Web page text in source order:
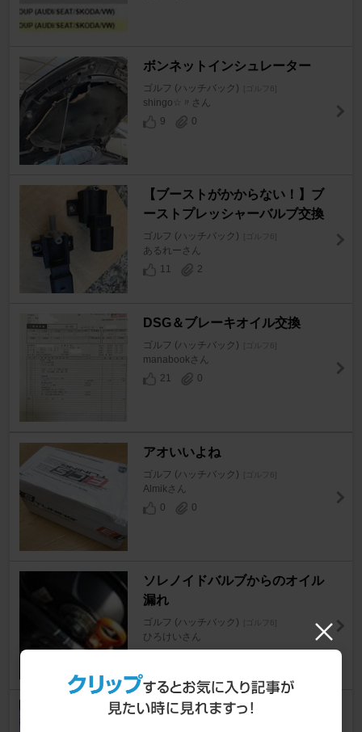
ボンネットインシュレーター
ゴルフ (ハッチバック) [ゴルフ6]
shingo☆〃さん
9
0
【ブーストがかからない！】ブ
ーストプレッシャーバルブ交換
ゴルフ (ハッチバック) [ゴルフ6]
あるれーさん
11
2
DSG＆ブレーキオイル交換
ゴルフ (ハッチバック) [ゴルフ6]
manabookさん
21
0
アオいいよね
ゴルフ (ハッチバック) [ゴルフ6]
Almikさん
0
0
ソレノイドバルブからのオイル
漏れ
ゴルフ (ハッチバック) [ゴルフ6]
ひろけいさん
気温高い時、暖気走行後再始動